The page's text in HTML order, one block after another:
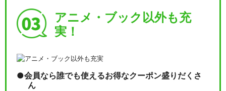
アニメ・ブック以外も充
実！
会員なら誰でも使えるお得なクーポン盛りだくさ
ん